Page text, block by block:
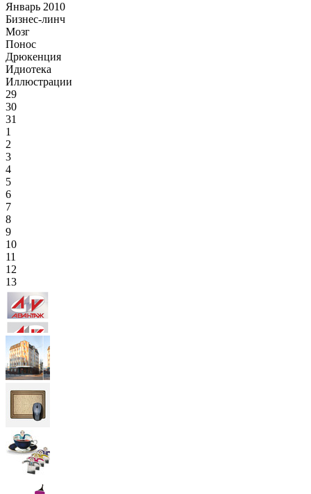
Январь 2010
Бизнес-линч
Мозг
Понос
Дрюкенция
Идиотека
Иллюстрации
29
30
31
1
2
3
4
5
6
7
8
9
10
11
12
13